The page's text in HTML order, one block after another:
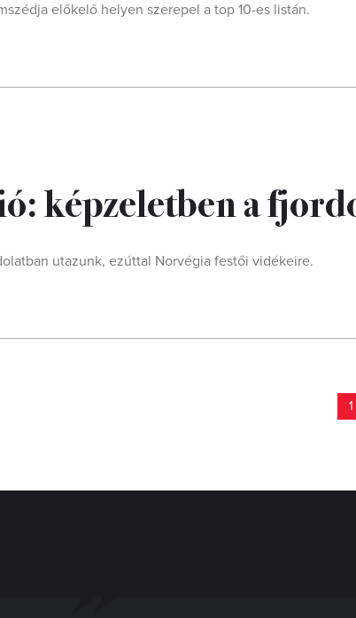
előkelő helyen szerepel a top 10-es listán.
képzeletben a
utazunk, ezúttal Norvégia festői vidékeire.
1